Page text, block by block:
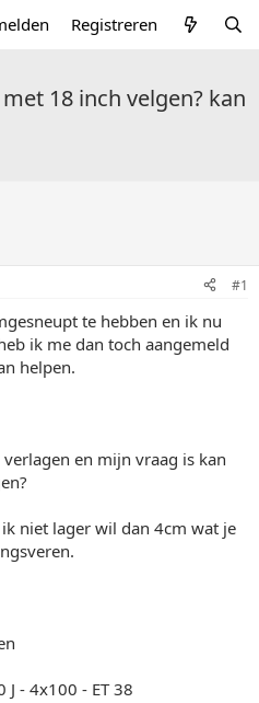
Registreren
18 inch velgen? kan
#1
te hebben en ik nu
ik me dan toch aangemeld
helpen.
en mijn vraag is kan
niet lager wil dan 4cm wat je
J - 4x100 - ET 38